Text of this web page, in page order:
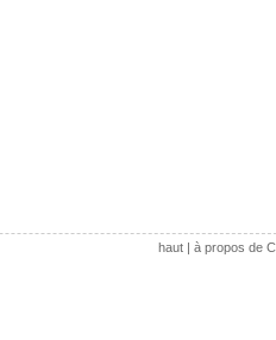
haut| à propos de